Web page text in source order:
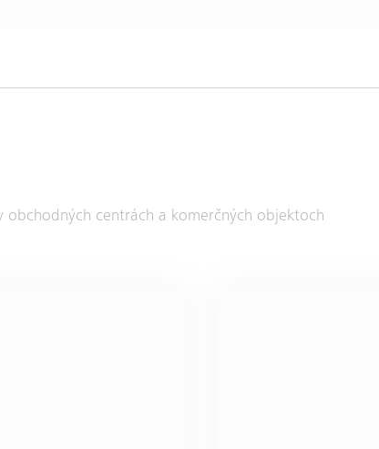
obchodných centrách a komerčných objektoch